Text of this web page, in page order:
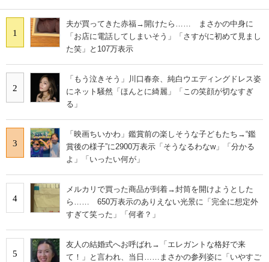
1
夫が買ってきた赤福→開けたら…… まさかの中身に
「お店に電話してしまいそう」「さすがに初めて見まし
た笑」と107万表示
2
「もう泣きそう」川口春奈、純白ウエディングドレス姿
にネット騒然「ほんとに綺麗」「この笑顔が切なすぎ
る」
3
「映画ちいかわ」鑑賞前の楽しそうな子どもたち→“鑑
賞後の様子”に2900万表示「そうなるわなw」「分かる
よ」「いったい何が」
4
メルカリで買った商品が到着→封筒を開けようとした
ら…… 650万表示のありえない光景に「完全に想定外
すぎて笑った」「何者？」
5
友人の結婚式へお呼ばれ→「エレガントな格好で来
て！」と言われ、当日……まさかの参列姿に「いやすご